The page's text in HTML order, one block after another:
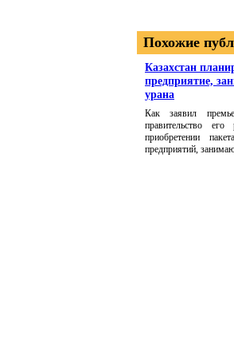
Похожие
Казахстан
предприятие,
урана
Как заявил
правительство
приобретении
предприятий,